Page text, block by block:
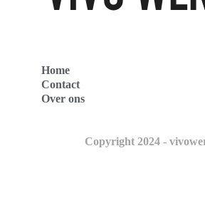
Home
Contact
Over ons
Copyright 2024 -